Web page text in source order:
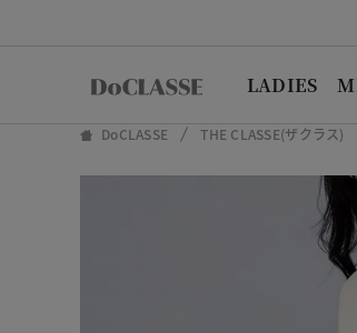
LADIES
DoCLASSE THE CLASSE(ザクラス)